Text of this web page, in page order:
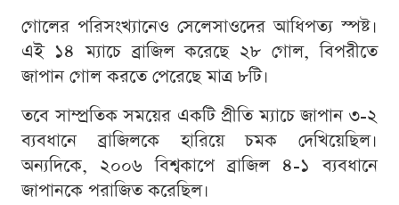
গোলের পরিসংখ্যানেও সেলেসাওদের আধিপত্য স্পষ্ট।
এই ১৪ ম্যাচে ব্রাজিল করেছে ২৮ গোল, বিপরীতে
জাপান গোল করতে পেরেছে মাত্র ৮টি।
তবে সাম্প্রতিক সময়ের একটি প্রীতি ম্যাচে জাপান ৩-২
ব্যবধানে ব্রাজিলকে হারিয়ে চমক দেখিয়েছিল।
অন্যদিকে, ২০০৬ বিশ্বকাপে ব্রাজিল ৪-১ ব্যবধানে
জাপানকে পরাজিত করেছিল।